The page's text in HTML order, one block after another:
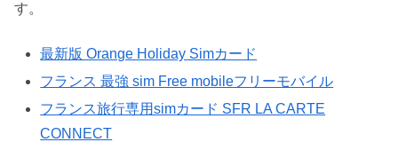
す。
最新版 Orange Holiday Simカード
フランス 最強 sim Free mobileフリーモバイル
フランス旅行専用simカード SFR LA CARTE
CONNECT